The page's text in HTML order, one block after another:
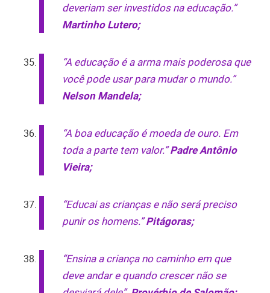
deveriam ser investidos na educação.”
Martinho Lutero;
“A educação é a arma mais poderosa que
você pode usar para mudar o mundo.”
Nelson Mandela;
“A boa educação é moeda de ouro. Em
toda a parte tem valor.”Padre Antônio
Vieira;
“Educai as crianças e não será preciso
punir os homens.”Pitágoras;
“Ensina a criança no caminho em que
deve andar e quando crescer não se